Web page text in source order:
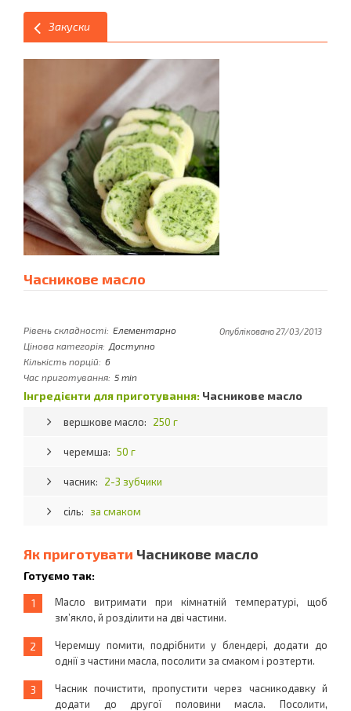
Закуски
Часникове масло
Рівень складності: Елементарно
Цінова категорія: Доступно
Кількість порцій: 6
Час приготування: 5 min
Опубліковано 27/03/2013
Інгредієнти для приготування: Часникове масло
вершкове масло: 250 г
черемша: 50 г
часник: 2-3 зубчики
сіль: за смаком
Як приготувати Часникове масло
Готуємо так:
Масло витримати при кімнатній температурі, щоб
зм’якло, й розділити на дві частини.
Черемшу помити, подрібнити у блендері, додати до
однії з частини масла, посолити за смаком і розтерти.
Часник почистити, пропустити через часникодавку й
додати до другої половини масла. Посолити,